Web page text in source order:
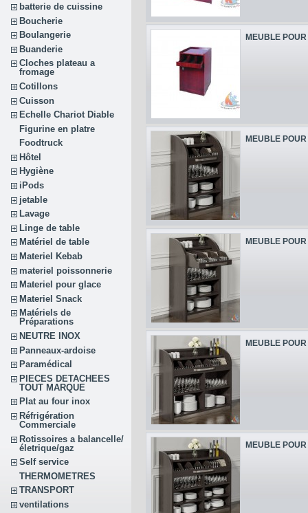
batterie de cuissine
Boucherie
Boulangerie
Buanderie
Cloches plateau a
fromage
Cotillons
Cuisson
Echelle Chariot Diable
Figurine en platre
Foodtruck
Hôtel
Hygiène
iPods
jetable
Lavage
Linge de table
Matériel de table
Materiel Kebab
materiel poissonnerie
Materiel pour glace
Materiel Snack
Matériels de
Préparations
NEUTRE INOX
Panneaux-ardoise
Paramédical
PIECES DETACHEES
TOUT MARQUE
Plat au four inox
Réfrigération
Commerciale
Rotissoires a balancelle/
életrique/gaz
Self service
THERMOMETRES
TRANSPORT
ventilations
MEUBLE
MEUBLE
MEUBLE POUR
MEUBLE POUR
MEUBLE